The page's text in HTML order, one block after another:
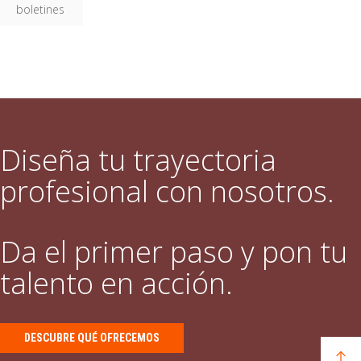
boletines
Diseña tu trayectoria
profesional con nosotros.
Da el primer paso y pon tu
talento en acción.
DESCUBRE QUÉ OFRECEMOS